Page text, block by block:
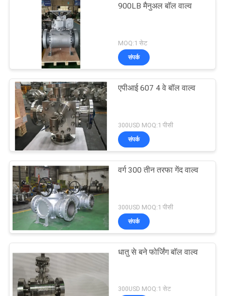
900LB मैनुअल बॉल वाल्व
MOQ:1 सेट
संपर्क
एपीआई 607 4 वे बॉल वाल्व
300USD MOQ:1 पीसी
संपर्क
वर्ग 300 तीन तरफा गेंद वाल्व
300USD MOQ:1 पीसी
संपर्क
धातु से बने फोर्जिंग बॉल वाल्व
300USD MOQ:1 सेट